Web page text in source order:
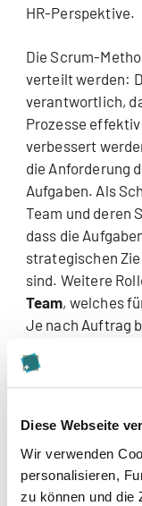
Diese Webseite
Wir verwenden
personalisieren,
zu können und die
HR-Perspektive.
Die Scrum-
verteilt werden:
verantwortlich,
Prozesse
verbessert
die Anforderung
Aufgaben. Als
Team und deren
dass die
strategischen
sind. Weitere
Team, welches
Je nach Auftrag
zusammen. Im
die Rolle des
zu entwickeln.
Organisation
Kompetenzen